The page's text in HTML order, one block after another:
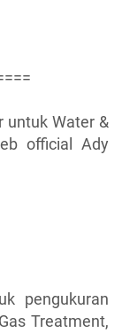
untuk Water &
official Ady
pengukuran
Treatment,